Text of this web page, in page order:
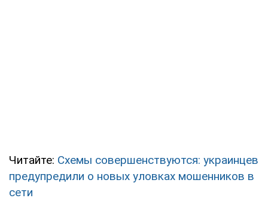
Читайте: Схемы совершенствуются: украинцев
предупредили о новых уловках мошенников в
сети